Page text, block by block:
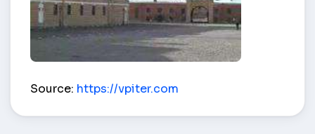
Source: https://vpiter.com